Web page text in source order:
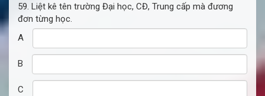
59. Liệt kê tên trường Đại học, CĐ, Trung cấp mà đương
đơn từng học.
A
B
C